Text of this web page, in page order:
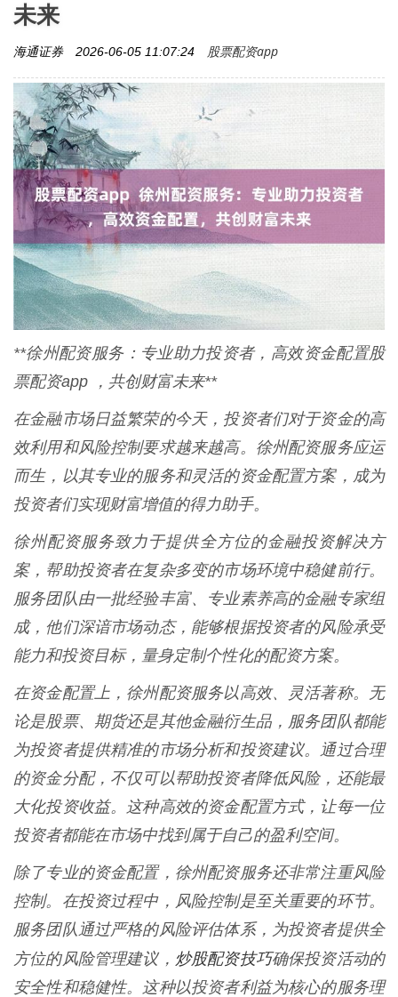
未来
海通证券 2026-06-05 11:07:24 股票配资app
**徐州配资服务：专业助力投资者，高效资金配置股
票配资app ，共创财富未来**
在金融市场日益繁荣的今天，投资者们对于资金的高
效利用和风险控制要求越来越高。徐州配资服务应运
而生，以其专业的服务和灵活的资金配置方案，成为
投资者们实现财富增值的得力助手。
徐州配资服务致力于提供全方位的金融投资解决方
案，帮助投资者在复杂多变的市场环境中稳健前行。
服务团队由一批经验丰富、专业素养高的金融专家组
成，他们深谙市场动态，能够根据投资者的风险承受
能力和投资目标，量身定制个性化的配资方案。
在资金配置上，徐州配资服务以高效、灵活著称。无
论是股票、期货还是其他金融衍生品，服务团队都能
为投资者提供精准的市场分析和投资建议。通过合理
的资金分配，不仅可以帮助投资者降低风险，还能最
大化投资收益。这种高效的资金配置方式，让每一位
投资者都能在市场中找到属于自己的盈利空间。
除了专业的资金配置，徐州配资服务还非常注重风险
控制。在投资过程中，风险控制是至关重要的环节。
服务团队通过严格的风险评估体系，为投资者提供全
方位的风险管理建议， 炒股配资技巧确保投资活动的
安全性和稳健性。这种以投资者利益为核心的服务理